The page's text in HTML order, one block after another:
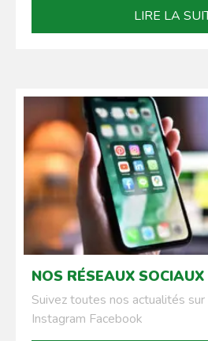
LIRE LA
NOS RÉSEAUX SOCIAUX
Suivez toutes nos actualités
Instagram Facebook